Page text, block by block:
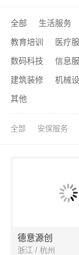
全部 生活服务
教育培训
医疗
数码科技
信息
建筑装修
机械
其他
全部 安保服务
德意源创
浙江 / 杭州